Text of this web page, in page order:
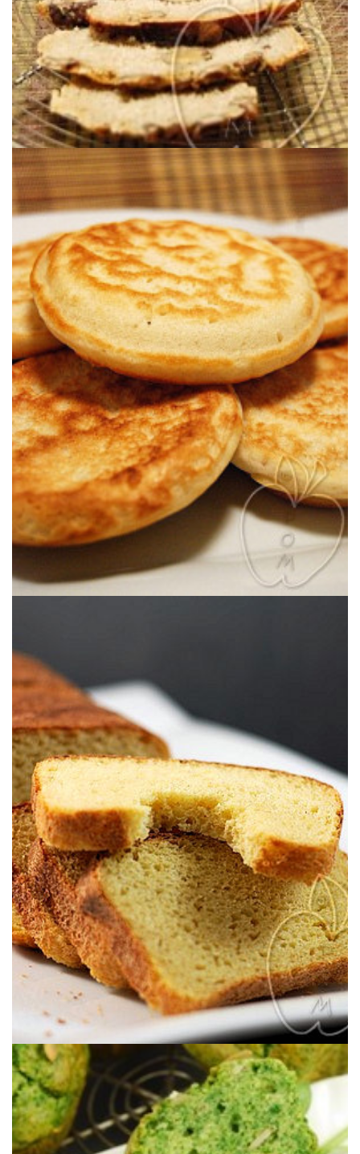
BLINIS CASEROS (CON MASA MADRE)
Una receta de aprovechamiento que es sin duda posible la receta
más repetida en casa para desayunos y aperitivos.
PAN CON HARINA DE MAÍZ INTEGRAL
& MASA MADRE
Un pan preparado con masa madre con el método 1-2-3, sencillo pero
espectacular.